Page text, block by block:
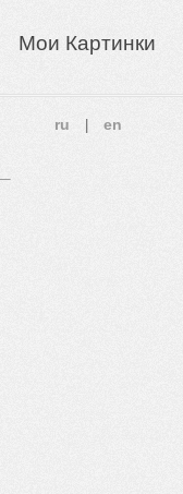
Мои Картинки
ru en